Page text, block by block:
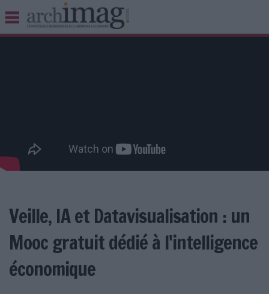
BIBLIOTHÈQUE ÉDITION
NUMÉRIQUE RESPONSABLE
LES DOSSIERS
LES NEWSLETTERS
LES GUIDES PRATIQUES
Veille, IA et Datavisualisation : un
Mooc gratuit dédié à l'intelligence
économique